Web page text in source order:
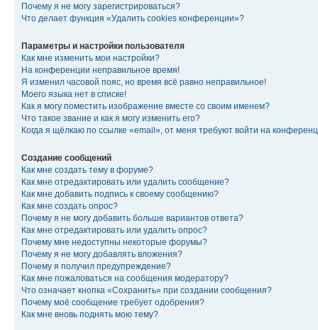
Почему я не могу зарегистрироваться?
Что делает функция «Удалить cookies конференции»?
Параметры и настройки пользователя
Как мне изменить мои настройки?
На конференции неправильное время!
Я изменил часовой пояс, но время всё равно неправильное!
Моего языка нет в списке!
Как я могу поместить изображение вместе со своим именем?
Что такое звание и как я могу изменить его?
Когда я щёлкаю по ссылке «email», от меня требуют войти на
Создание сообщений
Как мне создать тему в форуме?
Как мне отредактировать или удалить сообщение?
Как мне добавить подпись к своему сообщению?
Как мне создать опрос?
Почему я не могу добавить больше вариантов ответа?
Как мне отредактировать или удалить опрос?
Почему мне недоступны некоторые форумы?
Почему я не могу добавлять вложения?
Почему я получил предупреждение?
Как мне пожаловаться на сообщения модератору?
Что означает кнопка «Сохранить» при создании сообщения?
Почему моё сообщение требует одобрения?
Как мне вновь поднять мою тему?